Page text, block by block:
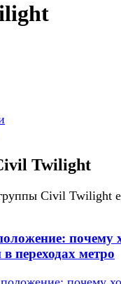
Twilight
Civil Twilight
переходах метро